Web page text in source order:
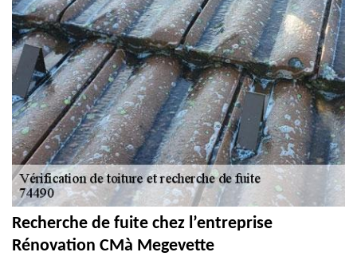
Recherche de fuite chez l’entreprise
Rénovation CMà Megevette